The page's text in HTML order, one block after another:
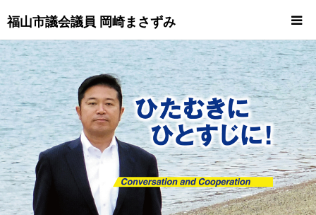
福山市議会議員 岡崎まさずみ
HOME
重要情報
プロフィール